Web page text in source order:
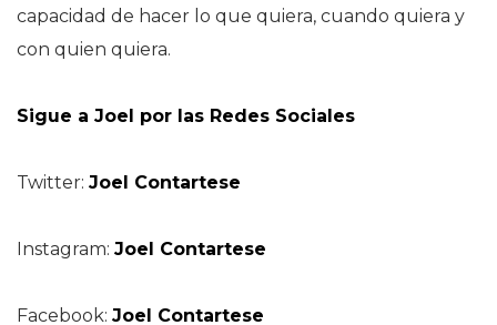
capacidad de hacer lo que quiera, cuando quiera y
con quien quiera.
Sigue a Joel por las Redes Sociales
Twitter: Joel Contartese
Instagram: Joel Contartese
Facebook: Joel Contartese